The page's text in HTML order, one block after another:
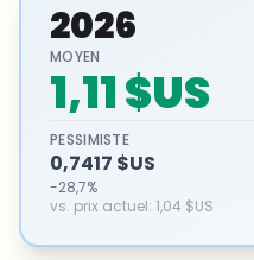
2026
MOYEN
1,11 $US
PESSIMISTE
0,7417 $US
-28,7%
vs. prix actuel: 1,04 $US